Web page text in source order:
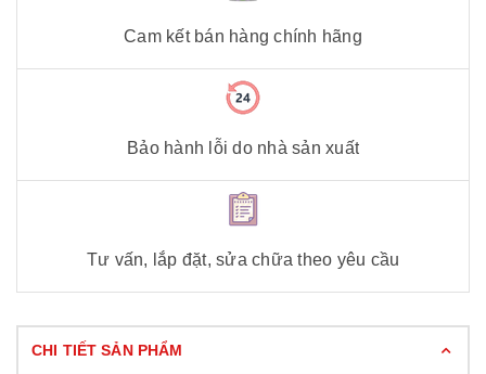
Cam kết bán hàng chính hãng
Bảo hành lỗi do nhà sản xuất
Tư vấn, lắp đặt, sửa chữa theo yêu cầu
CHI TIẾT SẢN PHẨM